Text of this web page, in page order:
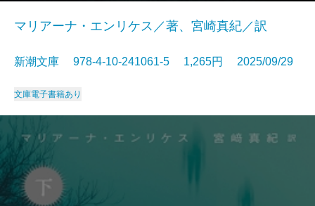
マリアーナ・エンリケス／著、宮崎真紀／訳
新潮文庫 978-4-10-241061-5 1,265円 2025/09/29
文庫電子書籍あり